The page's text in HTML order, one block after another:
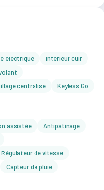
électrique
Intérieur cuir
centralisé
Keyless Go
assistée
Antipatinage
Régulateur de vitesse
Capteur de pluie